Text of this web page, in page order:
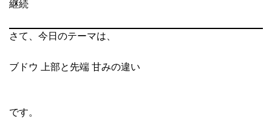
継続
さて、今日のテーマは、
ブドウ 上部と先端 甘みの違い
です。